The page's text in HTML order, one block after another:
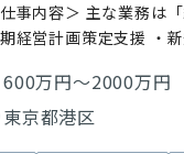
事内容＞ 主な業務は
経営計画策定支援 ・
600万円～2000万円
東京都港区